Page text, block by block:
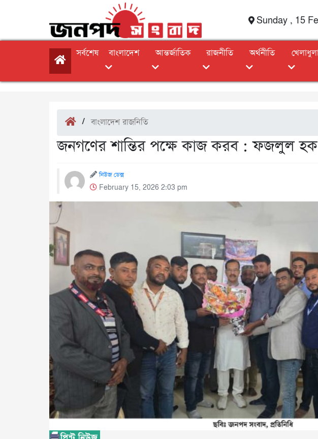
Sunday , 15
সর্বশেষ বাংলাদেশ আন্তর্জাতিক রাজনীতি অর্থনীতি
/বাংলাদেশ রাজনিতি
জনগণের শান্তির পক্ষে কাজ করব : ফজলুল
নিউজ ডেক্স
February 15, 2026 2:03 pm